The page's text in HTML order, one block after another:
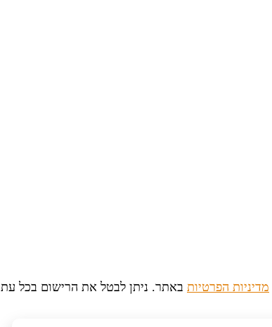
מדיניות הפרטיות באתר. ניתן לבטל את הרישום בכל עת